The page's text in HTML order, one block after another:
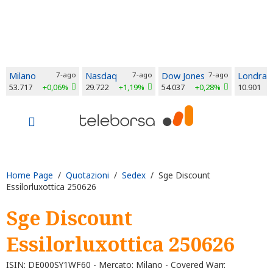
Milano 7-ago
53.717 +0,06%
Nasdaq 7-ago
29.722 +1,19%
Dow Jones 7-ago
54.037 +0,28%
Londra
10.901
Home Page / Quotazioni / Sedex / Sge Discount
Essilorluxottica 250626
Sge Discount
Essilorluxottica 250626
ISIN: DE000SY1WF60 - Mercato: Milano - Covered Warr.